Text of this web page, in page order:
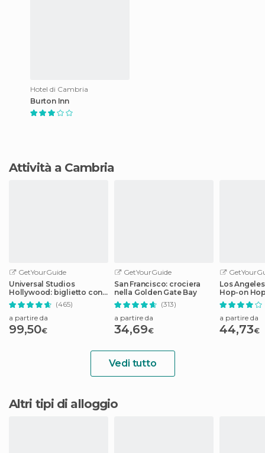
Hotel di Cambria
Burton Inn
Attività a Cambria
GetYourGuide
Universal Studios
Hollywood: biglietto con
cancellazione facile
(465)
a partire da
99,50€
GetYourGuide
San Francisco: crociera
nella Golden Gate Bay
(313)
a partire da
34,69€
Los
Hop-on
audioguida
a partire da
44,73€
Vedi tutto
Altri tipi di alloggio